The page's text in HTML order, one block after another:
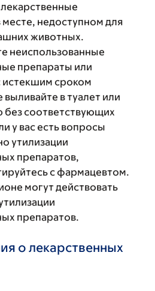
недоступном для
животных.
неиспользованные
препараты или
истекшим сроком
выливайте в туалет или
без соответствующих
у вас есть вопросы
утилизации
препаратов,
с фармацевтом.
могут действовать
препаратов.
о лекарственных